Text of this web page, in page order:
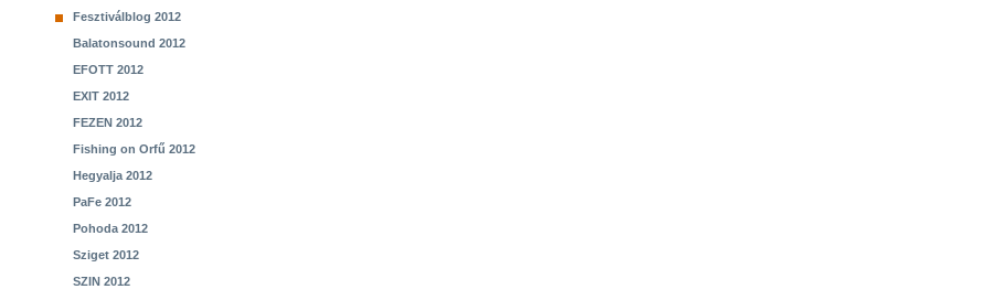
Fesztiválblog 2012
Balatonsound 2012
EFOTT 2012
EXIT 2012
FEZEN 2012
Fishing on Orfű 2012
Hegyalja 2012
PaFe 2012
Pohoda 2012
Sziget 2012
SZIN 2012